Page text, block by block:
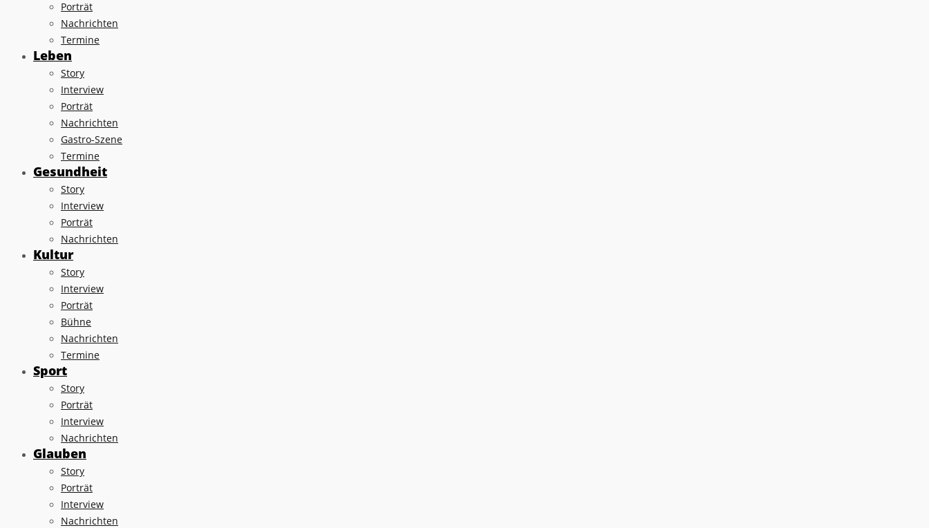
Porträt
Nachrichten
Termine
Leben
Story
Interview
Porträt
Nachrichten
Gastro-Szene
Termine
Gesundheit
Story
Interview
Porträt
Nachrichten
Kultur
Story
Interview
Porträt
Bühne
Nachrichten
Termine
Sport
Story
Porträt
Interview
Nachrichten
Glauben
Story
Porträt
Interview
Nachrichten